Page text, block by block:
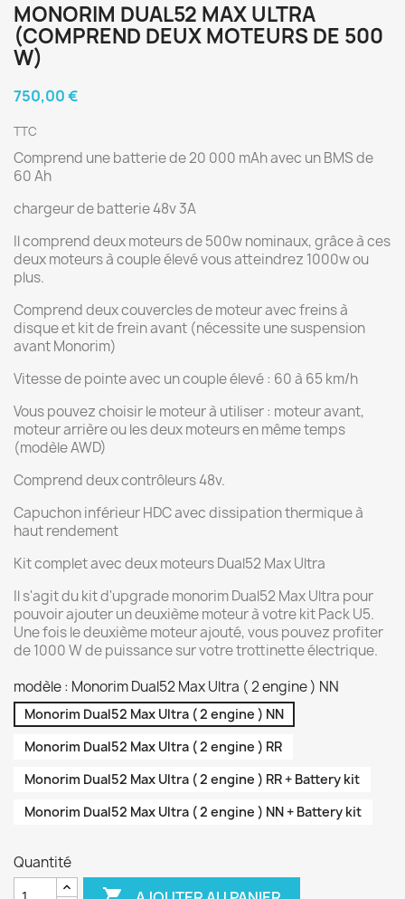
MONORIM DUAL52 MAX ULTRA
(COMPREND DEUX MOTEURS DE 500
W)
750,00 €
TTC
Comprend une batterie de 20 000 mAh avec un BMS de
60 Ah
chargeur de batterie 48v 3A
Il comprend deux moteurs de 500w nominaux, grâce à ces
deux moteurs à couple élevé vous atteindrez 1000w ou
plus.
Comprend deux couvercles de moteur avec freins à
disque et kit de frein avant (nécessite une suspension
avant Monorim)
Vitesse de pointe avec un couple élevé : 60 à 65 km/h
Vous pouvez choisir le moteur à utiliser : moteur avant,
moteur arrière ou les deux moteurs en même temps
(modèle AWD)
Comprend deux contrôleurs 48v.
Capuchon inférieur HDC avec dissipation thermique à
haut rendement
Kit complet avec deux moteurs Dual52 Max Ultra
Il s'agit du kit d'upgrade monorim Dual52 Max Ultra pour
pouvoir ajouter un deuxième moteur à votre kit Pack U5.
Une fois le deuxième moteur ajouté, vous pouvez profiter
de 1000 W de puissance sur votre trottinette électrique.
modèle : Monorim Dual52 Max Ultra ( 2 engine ) NN
Monorim Dual52 Max Ultra ( 2 engine ) NN
Monorim Dual52 Max Ultra ( 2 engine ) RR
Monorim Dual52 Max Ultra ( 2 engine ) RR + Battery kit
Monorim Dual52 Max Ultra ( 2 engine ) NN + Battery kit
Quantité